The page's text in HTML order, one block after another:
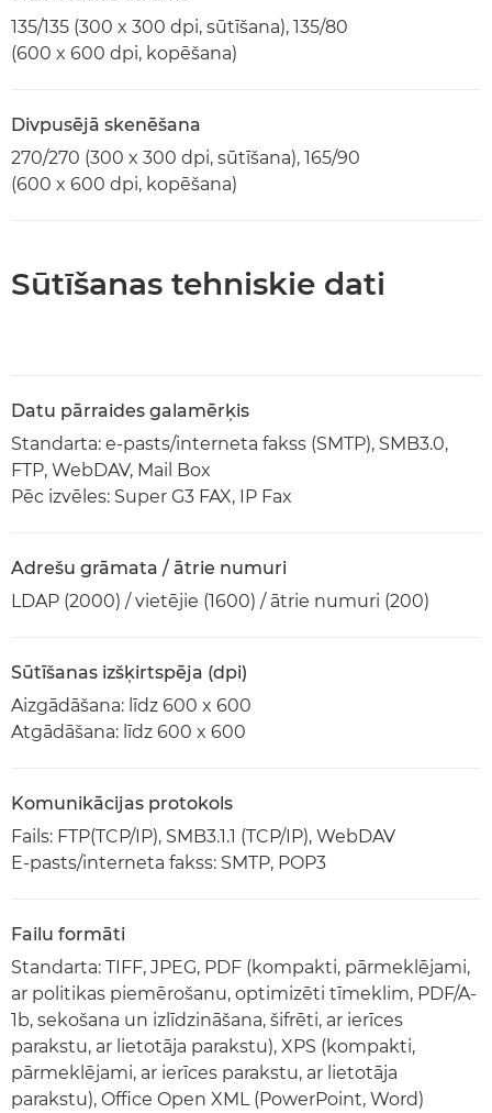
135/135 (300 x 300 dpi, sūtīšana), 135/80
(600 x 600 dpi, kopēšana)
Divpusējā skenēšana
270/270 (300 x 300 dpi, sūtīšana), 165/90
(600 x 600 dpi, kopēšana)
Sūtīšanas tehniskie dati
Datu pārraides galamērķis
Standarta: e-pasts/interneta fakss (SMTP), SMB3.0,
FTP, WebDAV, Mail Box
Pēc izvēles: Super G3 FAX, IP Fax
Adrešu grāmata / ātrie numuri
LDAP (2000) / vietējie (1600) / ātrie numuri (200)
Sūtīšanas izšķirtspēja (dpi)
Aizgādāšana: līdz 600 x 600
Atgādāšana: līdz 600 x 600
Komunikācijas protokols
Fails: FTP(TCP/IP), SMB3.1.1 (TCP/IP), WebDAV
E-pasts/interneta fakss: SMTP, POP3
Failu formāti
Standarta: TIFF, JPEG, PDF (kompakti, pārmeklējami,
ar politikas piemērošanu, optimizēti tīmeklim, PDF/A-
1b, sekošana un izlīdzināšana, šifrēti, ar ierīces
parakstu, ar lietotāja parakstu), XPS (kompakti,
pārmeklējami, ar ierīces parakstu, ar lietotāja
parakstu), Office Open XML (PowerPoint, Word)